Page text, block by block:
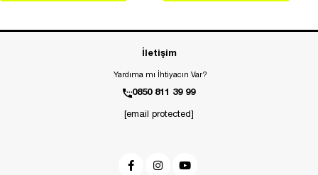
İletişim
Yardıma mı İhtiyacın Var?
0850 811 39 99
[email protected]